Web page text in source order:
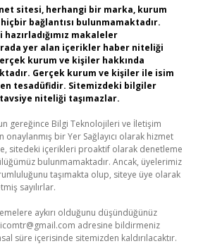
sitesi, herhangi bir marka, kurum
bağlantısı bulunmamaktadır.
makaleler
yer alan içerikler haber niteliği
kurum ve kişiler hakkında
Gerçek kurum ve kişiler ile isim
tesadüfidir. Sitemizdeki bilgiler
niteliği taşımazlar.
gereğince Bilgi Teknolojileri ve İletişim
onaylanmış bir Yer Sağlayıcı olarak hizmet
sitedeki içerikleri proaktif olarak denetleme
bulunmamaktadır. Ancak, üyelerimiz
taşımakta olup, siteye üye olarak
sayılırlar.
aykırı olduğunu düşündüğünüz
adresine bildirmeniz
süre içerisinde sitemizden kaldırılacaktır.